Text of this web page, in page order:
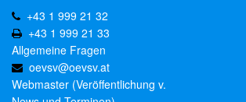
+43 1 999 21 32
+43 1 999 21 33
Allgemeine Fragen
oevsv@oevsv.at
Webmaster (Veröffentlichung v.